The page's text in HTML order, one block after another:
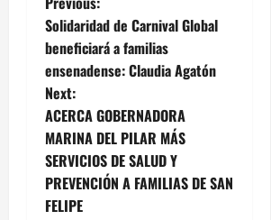
P
o
s
t
n
a
Solidaridad de Carnival Global
beneficiará a familias
ensenadense: Claudia Agatón
Next:
ACERCA GOBERNADORA
MARINA DEL PILAR MÁS
SERVICIOS DE SALUD Y
PREVENCIÓN A FAMILIAS DE SAN
FELIPE